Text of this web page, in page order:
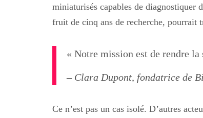
miniaturisés capables de diagnostiquer
fruit de cinq ans de recherche, pourrait
« Notre mission est de rendre
– Clara Dupont, fondatrice de
Ce n’est pas un cas isolé. D’autres